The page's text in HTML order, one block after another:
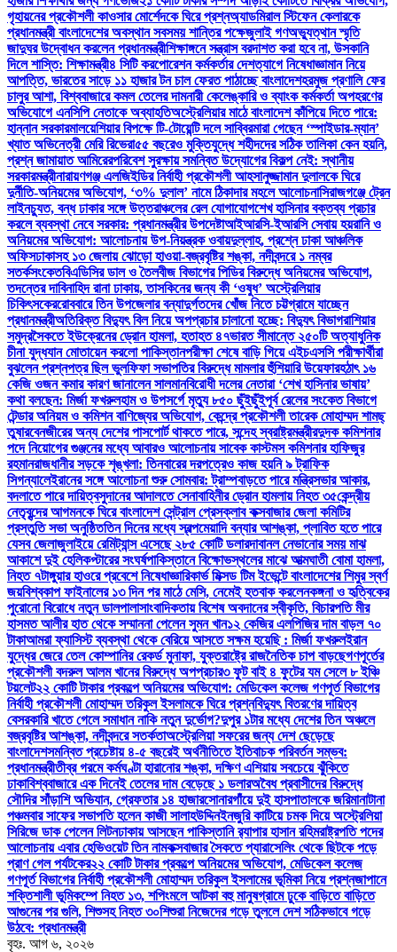
গৃহায়নের প্রকৌশলী কাওসার মোর্শেদকে ঘিরে প্রশ্নঅ্যাডমিরাল স্টিফেন কেলারকে
প্রধানমন্ত্রী বাংলাদেশের অবস্থান সবসময় শান্তির পক্ষেজুলাই গণঅভ্যুত্থান স্মৃতি
জাদুঘর উদ্বোধন করলেন প্রধানমন্ত্রীশিক্ষাঙ্গনে সন্ত্রাস বরদাশত করা হবে না, উসকানি
দিলে শাস্তি: শিক্ষামন্ত্রী৪ সিটি করপোরেশন কর্মকর্তার দেশত্যাগে নিষেধাজ্ঞামান নিয়ে
আপত্তি, ভারতের সাড়ে ১১ হাজার টন চাল ফেরত পাঠাচ্ছে বাংলাদেশহরমুজ প্রণালি ফের
চালুর আশা, বিশ্ববাজারে কমল তেলের দামনারী কেলেঙ্কারি ও ব্যাংক কর্মকর্তা অপহরণের
অভিযোগে এনসিপি নেতাকে অব্যাহতিঅস্ট্রেলিয়ার মাঠে বাংলাদেশ কাঁপিয়ে দিতে পারে:
হান্নান সরকারমালয়েশিয়ার বিপক্ষে টি-টোয়েন্টি দলে সাব্বিরমারা গেছেন ‘স্পাইডার-ম্যান’
খ্যাত অভিনেত্রী মেরি রিভেরা৫৫ বছরেও মুক্তিযুদ্ধে শহীদদের সঠিক তালিকা কেন হয়নি,
প্রশ্ন জামায়াত আমিরেরপরিবেশ সুরক্ষায় সমন্বিত উদ্যোগের বিকল্প নেই: স্থানীয়
সরকারমন্ত্রীনারায়ণগঞ্জ এলজিইডির নির্বাহী প্রকৌশলী আহসানুজ্জামান দুলালকে ঘিরে
দুর্নীতি-অনিয়মের অভিযোগ, ‘৩% দুলাল’ নামে ঠিকাদার মহলে আলোচনাসিরাজগঞ্জে ট্রেন
লাইনচ্যুত, বন্ধ ঢাকার সঙ্গে উত্তরাঞ্চলের রেল যোগাযোগশেখ হাসিনার বক্তব্য প্রচার
করলে ব্যবস্থা নেবে সরকার: প্রধানমন্ত্রীর উপদেষ্টাআইআরসি-ইআরসি সেবায় হয়রানি ও
অনিয়মের অভিযোগ: আলোচনায় উপ-নিয়ন্ত্রক ওবায়দুল্লাহ, প্রশ্নে ঢাকা আঞ্চলিক
অফিসঢাকাসহ ১৩ জেলায় ঝোড়ো হাওয়া-বজ্রবৃষ্টির শঙ্কা, নদীবন্দরে ১ নম্বর
সতর্কসংকেতবিএডিসির ডাল ও তৈলবীজ বিভাগের পিডির বিরুদ্ধে অনিয়মের অভিযোগ,
তদন্তের দাবিনাহিদ রানা ঢাকায়, তাসকিনের জন্য কী ‘ওষুধ’ অস্ট্রেলিয়ার
চিকিৎসকেররোববারে তিন উপজেলার বন্যাদুর্গতদের খোঁজ নিতে চট্টগ্রামে যাচ্ছেন
প্রধানমন্ত্রীঅতিরিক্ত বিদ্যুৎ বিল নিয়ে অপপ্রচার চালানো হচ্ছে: বিদ্যুৎ বিভাগরাশিয়ার
সমুদ্রসৈকতে ইউক্রেনের ড্রোন হামলা, হতাহত ৪৭ভারত সীমান্তে ২৫০টি অত্যাধুনিক
চীনা যুদ্ধযান মোতায়েন করলো পাকিস্তানপরীক্ষা শেষে বাড়ি গিয়ে এইচএসসি পরীক্ষার্থীরা
বুঝলেন প্রশ্নপত্র ছিল ভুলফিফা সভাপতির বিরুদ্ধে মামলার হুঁশিয়ারি উয়েফারহঠাৎ ১৬
কেজি ওজন কমার কারণ জানালেন সালমানবিরোধী দলের নেতারা ‘শেখ হাসিনার ভাষায়’
কথা বলছেন: মির্জা ফখরুলহাম ও উপসর্গে মৃত্যু ৮৫০ ছুঁইছুঁইপূর্ব রেলের সংকেত বিভাগে
টেন্ডার অনিয়ম ও কমিশন বাণিজ্যের অভিযোগ, কেন্দ্রে প্রকৌশলী তারেক মোহাম্মদ শামছ্
তুষারবেনজীরের অন্য দেশের পাসপোর্ট থাকতে পারে, সন্দেহ স্বরাষ্ট্রমন্ত্রীরদুদক কমিশনার
পদে নিয়োগের গুঞ্জনের মধ্যে আবারও আলোচনায় সাবেক কাস্টমস কমিশনার হাফিজুর
রহমানরাজধানীর সড়কে শৃঙ্খলা: তিনবারের দরপত্রেও কাজ হয়নি ৯ ট্রাফিক
সিগন্যালেইরানের সঙ্গে আলোচনা শুরু সোমবার: ট্রাম্পবাড়তে পারে মন্ত্রিসভার আকার,
বদলাতে পারে দায়িত্বসুদানের আদালতে সেনাবাহিনীর ড্রোন হামলায় নিহত ৩৫কেন্দ্রীয়
নেতৃবৃন্দের আগমনকে ঘিরে বাংলাদেশ সেন্ট্রাল প্রেসক্লাব কক্সবাজার জেলা কমিটির
প্রস্তুতি সভা অনুষ্ঠিততিন দিনের মধ্যে স্বল্পমেয়াদি বন্যার আশঙ্কা, প্লাবিত হতে পারে
যেসব জেলাজুলাইয়ে রেমিট্যান্স এসেছে ২৮৫ কোটি ডলারদাবানল নেভানোর সময় মাঝ
আকাশে দুই হেলিকপ্টারের সংঘর্ষপাকিস্তানে বিক্ষোভস্থলের মাঝে আত্মঘাতী বোমা হামলা,
নিহত ৭টাঙ্গুয়ার হাওরে প্রবেশে নিষেধাজ্ঞারিকার্ভ মিক্সড টিম ইভেন্টে বাংলাদেশের শিমুর স্বর্ণ
জয়বিশ্বকাপ ফাইনালের ১৩ দিন পর মাঠে মেসি, নেমেই হতবাক করলেনকঙ্গনা ও হৃত্বিকের
পুরোনো বিরোধে নতুন ডালপালাসাংবাদিকতায় বিশেষ অবদানের স্বীকৃতি, বিচারপতি মীর
হাসমত আলীর হাত থেকে সম্মাননা পেলেন সুমন খান১২ কেজির এলপিজির দাম বাড়ল ৭০
টাকাআমরা ফ্যাসিস্ট ব্যবস্থা থেকে বেরিয়ে আসতে সক্ষম হয়েছি : মির্জা ফখরুলইরান
যুদ্ধের জেরে তেল কোম্পানির রেকর্ড মুনাফা, যুক্তরাষ্ট্রে রাজনৈতিক চাপ বাড়ছেগণপূর্তের
প্রকৌশলী বদরুল আলম খানের বিরুদ্ধে অপপ্রচার৩ ফুট বাই ৪ ফুটের যম সেলে ৮ ইঞ্চি
টয়লেট২২ কোটি টাকার প্রকল্পে অনিয়মের অভিযোগ: মেডিকেল কলেজ গণপূর্ত বিভাগের
নির্বাহী প্রকৌশলী মোহাম্মদ তরিকুল ইসলামকে ঘিরে প্রশ্নবিদ্যুৎ বিতরণের দায়িত্ব
বেসরকারি খাতে গেলে সমাধান নাকি নতুন দুর্ভোগ?দুপুর ১টার মধ্যে দেশের তিন অঞ্চলে
বজ্রবৃষ্টির আশঙ্কা, নদীবন্দরে সতর্কতাঅস্ট্রেলিয়া সফরের জন্য দেশ ছেড়েছে
বাংলাদেশসমন্বিত প্রচেষ্টায় ৪-৫ বছরেই অর্থনীতিতে ইতিবাচক পরিবর্তন সম্ভব:
প্রধানমন্ত্রীতীব্র গরমে কর্মঘণ্টা হারানোর শঙ্কা, দক্ষিণ এশিয়ায় সবচেয়ে ঝুঁকিতে
ঢাকাবিশ্ববাজারে এক দিনেই তেলের দাম বেড়েছে ১ ডলারঅবৈধ প্রবাসীদের বিরুদ্ধে
সৌদির সাঁড়াশি অভিযান, গ্রেফতার ১৪ হাজারসোনারগাঁয়ে দুই হাসপাতালকে জরিমানাটানা
পঞ্চমবার সাফের সভাপতি হলেন কাজী সালাহউদ্দিনইনজুরি কাটিয়ে চমক দিয়ে অস্ট্রেলিয়া
সিরিজে ডাক পেলেন লিটনঢাকায় আসছেন পাকিস্তানি র‍্যাপার হাসান রহিমরাষ্ট্রপতি পদের
আলোচনায় এবার হেভিওয়েট তিন নামকক্সবাজার সৈকতে প্যারাসেলিং থেকে ছিটকে পড়ে
প্রাণ গেল পর্যটকের২২ কোটি টাকার প্রকল্পে অনিয়মের অভিযোগ, মেডিকেল কলেজ
গণপূর্ত বিভাগের নির্বাহী প্রকৌশলী মোহাম্মদ তরিকুল ইসলামের ভূমিকা নিয়ে প্রশ্নজাপানে
শক্তিশালী ভূমিকম্পে নিহত ১৩, শপিংমলে আটকা বহু মানুষগ্রামে ঢুকে বাড়িতে বাড়িতে
আগুনের পর গুলি, শিশুসহ নিহত ৩০শিশুরা নিজেদের গড়ে তুললে দেশ সঠিকভাবে গড়ে
উঠবে: প্রধানমন্ত্রী
বৃহঃ. আগ ৬, ২০২৬